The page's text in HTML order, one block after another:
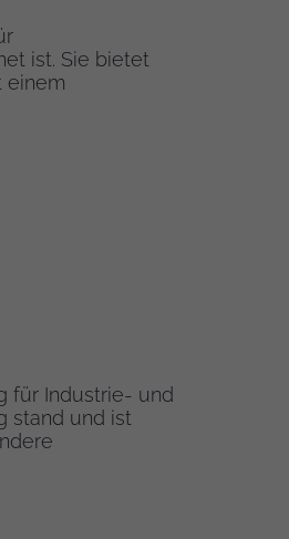
ist. Sie bietet
einem
für Industrie- und
stand und ist